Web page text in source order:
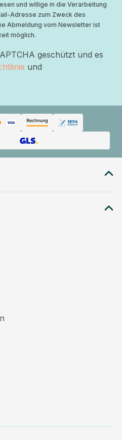
und willige in die Verarbeitung
Adresse zum Zweck des
Abmeldung vom Newsletter ist
möglich.
geschützt und es
und